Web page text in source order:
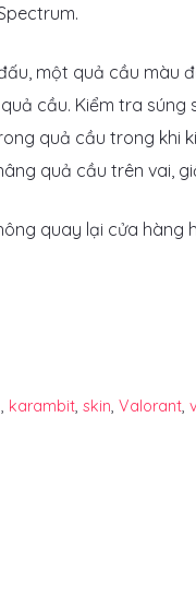
một quả cầu màu
cầu. Kiểm tra
quả cầu trong khi
quả cầu trên vai,
quay lại cửa
, karambit, skin, Valorant,